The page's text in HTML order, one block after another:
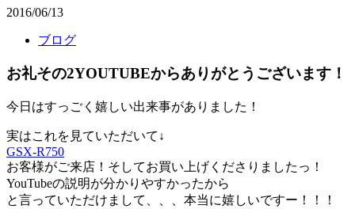
2016/06/13
ブログ
お礼その2YOUTUBEからありがとうございます！
今日はすっごく嬉しい出来事がありました！
実はこれを見ていただいて↓
GSX-R750
お客様がご来店！そしてお買い上げくださりましたっ！
YouTubeの説明が分かりやすかったから
と言っていただけまして、、、本当に嬉しいですー！！！